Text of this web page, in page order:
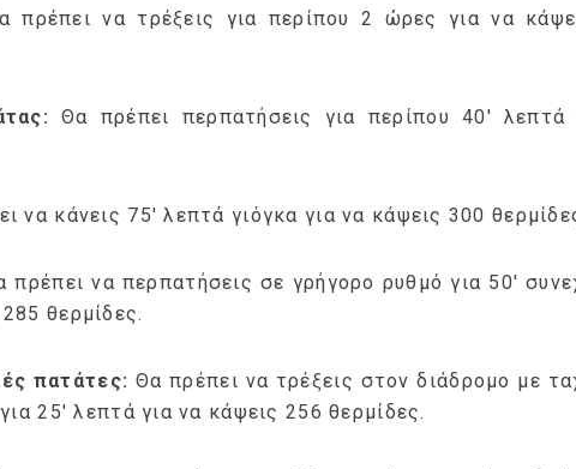
πρέπει να τρέξεις για περίπου 2 ώρες για να
Θα πρέπει περπατήσεις για περίπου 40′ λεπτά
να κάνεις 75′ λεπτά γιόγκα για να κάψεις 300
πρέπει να περπατήσεις σε γρήγορο ρυθμό για 50′
θερμίδες.
πατάτες: Θα πρέπει να τρέξεις στον διάδρομο με
25′ λεπτά για να κάψεις 256 θερμίδες.